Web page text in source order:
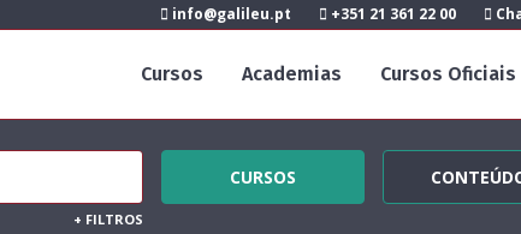
info@galileu.pt +351 21 361 22 00
Cursos Academias Cursos Oficiais
CURSOS
+ FILTROS